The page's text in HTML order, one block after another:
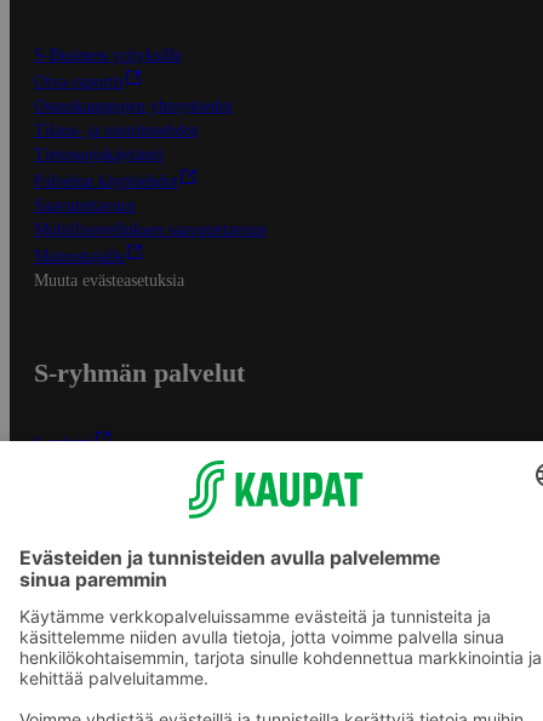
S-Business yrityksille
Oiva-raportit
Osuuskauppojen yhteystiedot
Tilaus- ja toimitusehdot
Tietosuojakäytäntö
Palvelun käyttöehdot
Saavutettavuus
Mobiilisovelluksen saavutettavuus
Mainostajalle
Muuta evästeasetuksia
S-ryhmän palvelut
S-ryhmä
Yhteishyvä Ruoka -sovellus
Prisma.fi
Sokos.fi
Yhteishyvä
Sokos Hotels
Raflaamo